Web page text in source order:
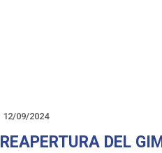
12/09/2024
REAPERTURA DEL